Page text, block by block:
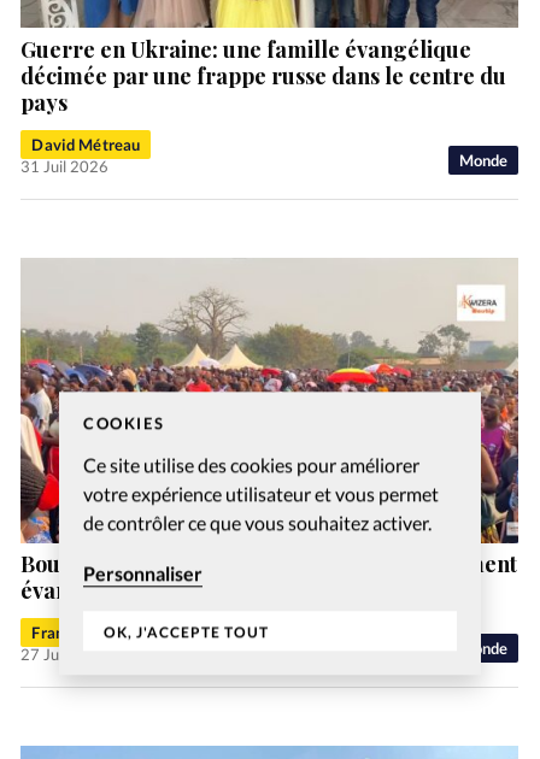
COOKIES
Ce site utilise des cookies pour améliorer
votre expérience utilisateur et vous permet
de contrôler ce que vous souhaitez activer.
Personnaliser
OK, J'ACCEPTE TOUT
Monde
Guerre en Ukraine: une famille évangélique
décimée par une frappe russe dans le centre du
pays
David Métreau
31 Juil 2026
Monde
Bousculade meurtrière lors d’un rassemblement
évangélique au Burundi
Francis-George Sarpédon
27 Juil 2026